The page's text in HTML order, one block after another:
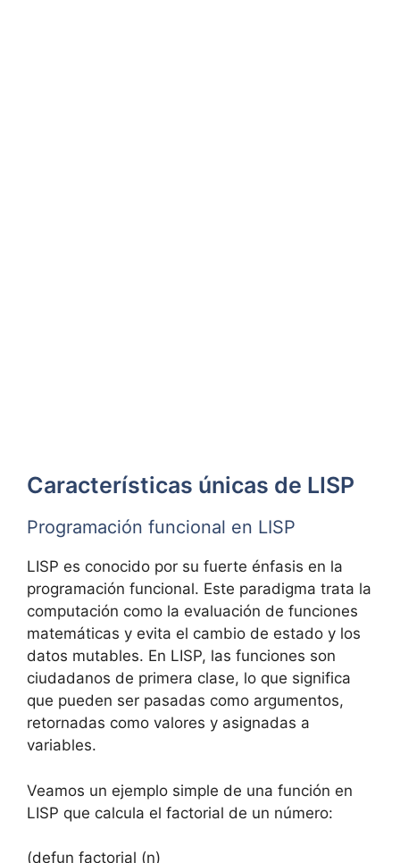
Características únicas de LISP
Programación funcional en LISP
LISP es conocido por su fuerte énfasis en la
programación funcional. Este paradigma trata la
computación como la evaluación de funciones
matemáticas y evita el cambio de estado y los
datos mutables. En LISP, las funciones son
ciudadanos de primera clase, lo que significa
que pueden ser pasadas como argumentos,
retornadas como valores y asignadas a
variables.
Veamos un ejemplo simple de una función en
LISP que calcula el factorial de un número:
(defun factorial (n)